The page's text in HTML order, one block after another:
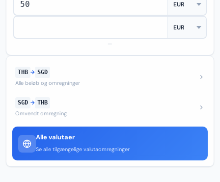
—
THB → SGD
Alle beløb og omregninger
SGD → THB
Omvendt omregning
Alle valutaer
Se alle tilgængelige valutaomregninger